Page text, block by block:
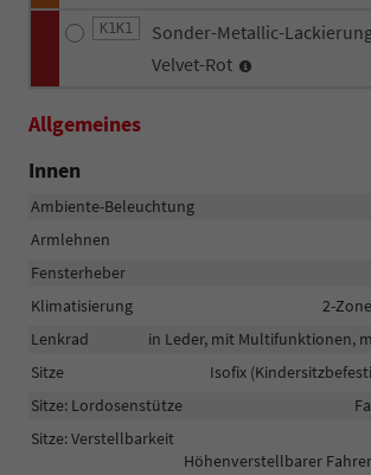
K1K1
Sonder-Metallic-
Velvet-Rot
Allgemeines
Innen
Ambiente-Beleuchtung
Armlehnen
Fensterheber
Klimatisierung
2-
Lenkrad
in Leder, mit Multifunktionen,
Sitze
Isofix
Sitze: Lordosenstütze
Sitze: Verstellbarkeit
Höhenverstellbarer